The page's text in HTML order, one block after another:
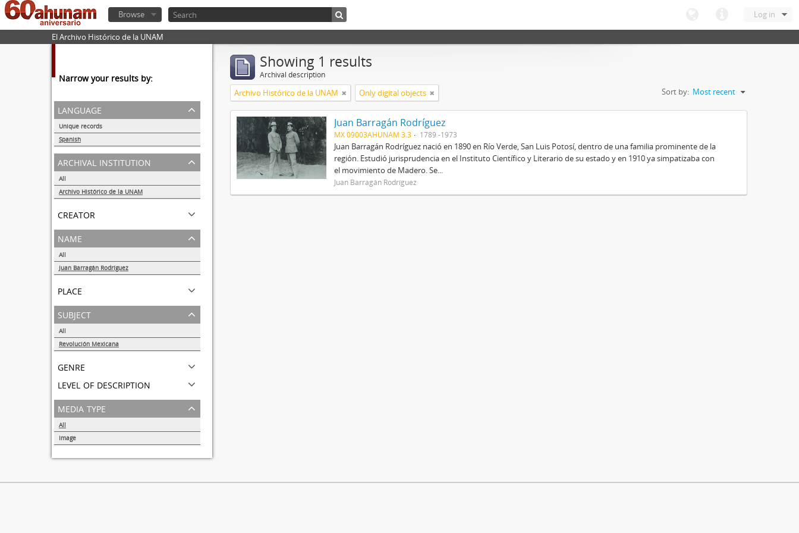
Log in
Browse
El Archivo Histórico de la UNAM
Narrow your results by:
language
Unique records
Spanish
1
archival institution
All
Archivo Histórico de la UNAM
creator
name
All
Juan Barragán Rodríguez
place
subject
All
Revolución Mexicana
genre
level of description
media type
All
Image
Showing 1 results
Archival description
Archivo Histórico de la UNAM Only digital objects Sort by: Most recent
Juan Barragán Rodríguez
MX 09003AHUNAM 3.3 1789 -1973
Juan Barragán Rodríguez nació en 1890 en Río Verde, San Luis Potosí, dentro de una familia prominente de la
región. Estudió jurisprudencia en el Instituto Científico y Literario de su estado y en 1910 ya simpatizaba con
el movimiento de Madero. Se...
Juan Barragán Rodríguez